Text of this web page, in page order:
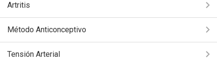
Artritis
Método Anticonceptivo
Tensión Arterial